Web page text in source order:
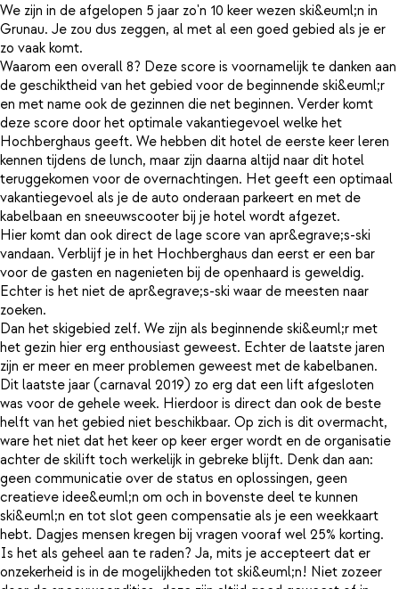
We zijn in de afgelopen 5 jaar zo'n 10 keer wezen ski&euml;n in
Grunau. Je zou dus zeggen, al met al een goed gebied als je er
zo vaak komt.
Waarom een overall 8? Deze score is voornamelijk te danken aan
de geschiktheid van het gebied voor de beginnende ski&euml;r
en met name ook de gezinnen die net beginnen. Verder komt
deze score door het optimale vakantiegevoel welke het
Hochberghaus geeft. We hebben dit hotel de eerste keer leren
kennen tijdens de lunch, maar zijn daarna altijd naar dit hotel
teruggekomen voor de overnachtingen. Het geeft een optimaal
vakantiegevoel als je de auto onderaan parkeert en met de
kabelbaan en sneeuwscooter bij je hotel wordt afgezet.
Hier komt dan ook direct de lage score van apr&egrave;s-ski
vandaan. Verblijf je in het Hochberghaus dan eerst er een bar
voor de gasten en nagenieten bij de openhaard is geweldig.
Echter is het niet de apr&egrave;s-ski waar de meesten naar
zoeken.
Dan het skigebied zelf. We zijn als beginnende ski&euml;r met
het gezin hier erg enthousiast geweest. Echter de laatste jaren
zijn er meer en meer problemen geweest met de kabelbanen.
Dit laatste jaar (carnaval 2019) zo erg dat een lift afgesloten
was voor de gehele week. Hierdoor is direct dan ook de beste
helft van het gebied niet beschikbaar. Op zich is dit overmacht,
ware het niet dat het keer op keer erger wordt en de organisatie
achter de skilift toch werkelijk in gebreke blijft. Denk dan aan:
geen communicatie over de status en oplossingen, geen
creatieve idee&euml;n om och in bovenste deel te kunnen
ski&euml;n en tot slot geen compensatie als je een weekkaart
hebt. Dagjes mensen kregen bij vragen vooraf wel 25% korting.
Is het als geheel aan te raden? Ja, mits je accepteert dat er
onzekerheid is in de mogelijkheden tot ski&euml;n! Niet zozeer